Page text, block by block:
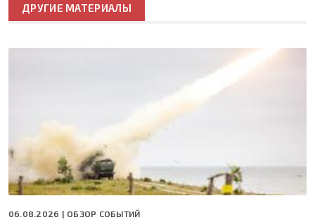
ДРУГИЕ МАТЕРИАЛЫ
06.08.2026 | ОБЗОР СОБЫТИЙ